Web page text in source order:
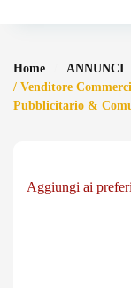
Home ANNUNCI
/ Venditore
Pubblicitario &
Aggiungi ai